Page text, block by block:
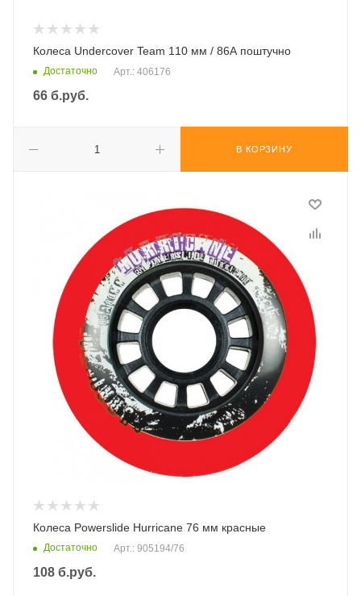
Колеса Undercover Team 110 мм / 86А поштучно
Достаточно Арт.: 406176
66 б.руб.
В КОРЗИНУ
Колеса Powerslide Hurricane 76 мм красные
Достаточно Арт.: 905194/76
108 б.руб.